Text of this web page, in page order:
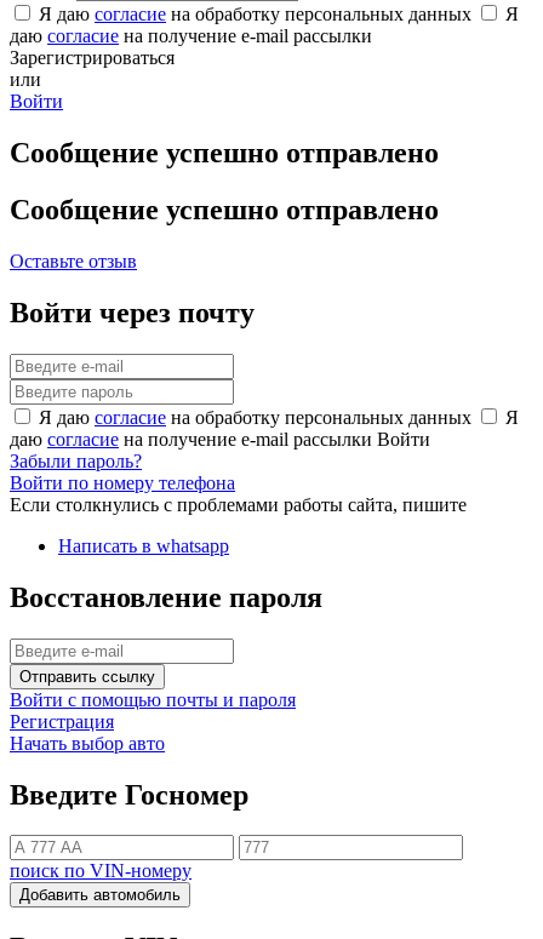
Я даю согласие на обработку персональных данных
Я
даю согласие на получение e-mail рассылки
Зарегистрироваться
или
Войти
Сообщение успешно отправлено
Сообщение успешно отправлено
Оставьте отзыв
Войти через почту
Я даю согласие на обработку персональных данных
Я
даю согласие на получение e-mail рассылки Войти
Забыли пароль?
Войти по номеру телефона
Если столкнулись с проблемами работы сайта, пишите
Написать в whatsapp
Восстановление пароля
Отправить ссылку
Войти с помощью почты и пароля
Регистрация
Начать выбор авто
Введите Госномер
поиск по VIN-номеру
Добавить автомобиль